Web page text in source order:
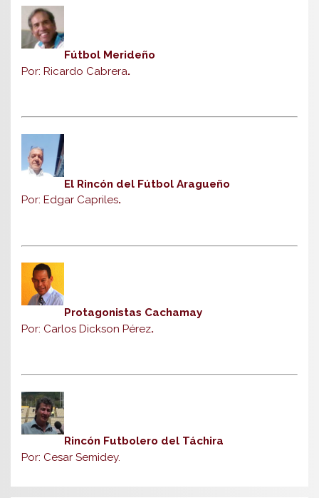
Fútbol Merideño
Por: Ricardo Cabrera.
El Rincón del Fútbol Aragueño
Por: Edgar Capriles.
Protagonistas Cachamay
Por: Carlos Dickson Pérez.
Rincón Futbolero del Táchira
Por: Cesar Semidey.